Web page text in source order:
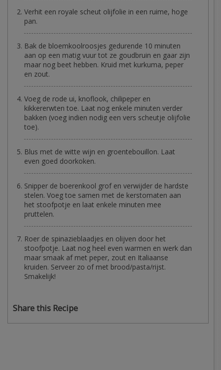
Verhit een royale scheut olijfolie in een ruime, hoge
pan.
Bak de bloemkoolroosjes gedurende 10 minuten
aan op een matig vuur tot ze goudbruin en gaar zijn
maar nog beet hebben. Kruid met kurkuma, peper
en zout.
Voeg de rode ui, knoflook, chilipeper en
kikkererwten toe. Laat nog enkele minuten verder
bakken (voeg indien nodig een vers scheutje olijfolie
toe).
Blus met de witte wijn en groentebouillon. Laat
even goed doorkoken.
Snipper de boerenkool grof en verwijder de hardste
stelen. Voeg toe samen met de kerstomaten aan
het stoofpotje en laat enkele minuten mee
pruttelen.
Roer de spinazieblaadjes en olijven door het
stoofpotje. Laat nog heel even warmen en werk dan
maar smaak af met peper, zout en Italiaanse
kruiden. Serveer zo of met brood/pasta/rijst.
Smakelijk!
Share this Recipe